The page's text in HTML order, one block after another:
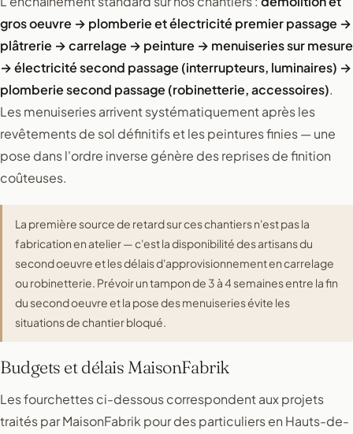
gros oeuvre → plomberie et électricité premier passage →
plâtrerie → carrelage → peinture → menuiseries sur mesure
→ électricité second passage (interrupteurs, luminaires) →
plomberie second passage (robinetterie, accessoires).
Les menuiseries arrivent systématiquement après les
revêtements de sol définitifs et les peintures finies — une
pose dans l'ordre inverse génère des reprises de finition
coûteuses.
La première source de retard sur ces chantiers n'est pas la
fabrication en atelier — c'est la disponibilité des artisans du
second oeuvre et les délais d'approvisionnement en carrelage
ou robinetterie. Prévoir un tampon de 3 à 4 semaines entre la fin
du second oeuvre et la pose des menuiseries évite les
situations de chantier bloqué.
Budgets et délais MaisonFabrik
Les fourchettes ci-dessous correspondent aux projets
traités par MaisonFabrik pour des particuliers en Hauts-de-